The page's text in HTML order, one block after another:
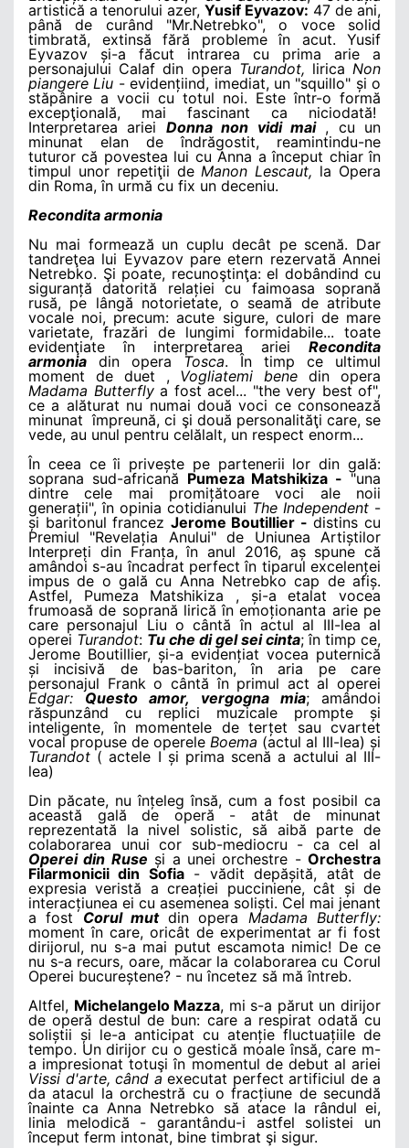
artistică a tenorului azer, Yusif Eyvazov: 47 de ani,
până de curând "Mr.Netrebko", o voce solid
timbrată, extinsă fără probleme în acut. Yusif
Eyvazov și-a făcut intrarea cu prima arie a
personajului Calaf din opera Turandot, liricaNon
piangere Liu - evidențiind, imediat, un "squillo" și o
stăpânire a vocii cu totul noi. Este într-o formă
excepţională, mai fascinant ca niciodată!
Interpretarea ariei Donna non vidi mai, cu un
minunat elan de îndrăgostit, reamintindu-ne
tuturor că povestea lui cu Anna a început chiar în
timpul unor repetiţii deManon Lescaut, la Opera
din Roma, în urmă cu fix un deceniu.
Recondita armonia
Nu mai formează un cuplu decât pe scenă. Dar
tandreţea lui Eyvazov pare etern rezervată Annei
Netrebko. Şi poate, recunoştinţa: el dobândind cu
siguranță datorită relației cu faimoasa soprană
rusă, pe lângă notorietate, o seamă de atribute
vocale noi, precum: acute sigure, culori de mare
varietate, frazări de lungimi formidabile... toate
evidenţiate în interpretarea ariei Recondita
armonia din opera Tosca. În timp ce ultimul
moment de duet , Vogliatemi bene din opera
Madama Butterflya fost acel... "the very best of",
ce a alăturat nu numai două voci ce consonează
minunat împreună, ci şi două personalităţi care, se
vede, au unul pentru celălalt, un respect enorm...
În ceea ce îi privește pe partenerii lor din gală:
soprana sud-africană Pumeza Matshikiza - "una
dintre cele mai promițătoare voci ale noii
generații", în opinia cotidianului The Independent -
și baritonul francez Jerome Boutillier - distins cu
Premiul "Revelația Anului" de Uniunea Artiștilor
Interpreți din Franța, în anul 2016, aș spune că
amândoi s-au încadrat perfect în tiparul excelenței
impus de o gală cu Anna Netrebko cap de afiș.
Astfel, Pumeza Matshikiza , și-a etalat vocea
frumoasă de soprană lirică în emoționanta arie pe
care personajul Liu o cântă în actul al III-lea al
operei Turandot: Tu che di gel sei cinta; în timp ce,
Jerome Boutillier, și-a evidențiat vocea puternică
și incisivă de bas-bariton, în aria pe care
personajul Frank o cântă în primul act al operei
Edgar:
Questo amor, vergogna mia; amândoi
răspunzând cu replici muzicale prompte și
inteligente, în momentele de terțet sau cvartet
vocal propuse de operele Boema (actul al III-lea) și
Turandot ( actele I și prima scenă a actului al III-
lea)
Din păcate, nu înțeleg însă, cum a fost posibil ca
această gală de operă - atât de minunat
reprezentată la nivel solistic, să aibă parte de
colaborarea unui cor sub-mediocru - ca cel al
Operei din Ruse și a unei orchestre - Orchestra
Filarmonicii din Sofia- vădit depășită, atât de
expresia veristă a creației pucciniene, cât și de
interacțiunea ei cu asemenea soliști. Cel mai jenant
a fost Corul mutdin opera Madama Butterfly:
moment în care, oricât de experimentat ar fi fost
dirijorul, nu s-a mai putut escamota nimic! De ce
nu s-a recurs, oare, măcar la colaborarea cu Corul
Operei bucureștene? - nu încetez să mă întreb.
Altfel, Michelangelo Mazza, mi s-a părut un dirijor
de operă destul de bun: care a respirat odată cu
soliștii și le-a anticipat cu atenție fluctuațiile de
tempo. Un dirijor cu o gestică moale însă, care m-
a impresionat totuşi în momentul de debut al ariei
Vissi d'arte, când a executat perfect artificiul de a
da atacul la orchestră cu o fracțiune de secundă
înainte ca Anna Netrebko să atace la rândul ei,
linia melodică - garantându-i astfel solistei un
început ferm intonat, bine timbrat şi sigur.